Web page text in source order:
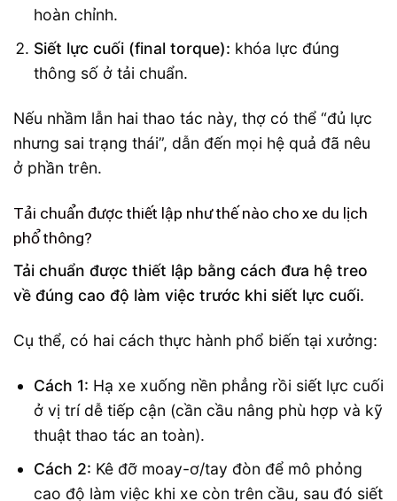
hoàn chỉnh.
Siết lực cuối (final torque): khóa lực đúng
thông số ở tải chuẩn.
Nếu nhầm lẫn hai thao tác này, thợ có thể “đủ lực
nhưng sai trạng thái”, dẫn đến mọi hệ quả đã nêu
ở phần trên.
Tải chuẩn được thiết lập như thế nào cho xe du lịch
phổ thông?
Tải chuẩn được thiết lập bằng cách đưa hệ treo
về đúng cao độ làm việc trước khi siết lực cuối.
Cụ thể, có hai cách thực hành phổ biến tại xưởng:
Cách 1: Hạ xe xuống nền phẳng rồi siết lực cuối
ở vị trí dễ tiếp cận (cần cầu nâng phù hợp và kỹ
thuật thao tác an toàn).
Cách 2: Kê đỡ moay-ơ/tay đòn để mô phỏng
cao độ làm việc khi xe còn trên cầu, sau đó siết